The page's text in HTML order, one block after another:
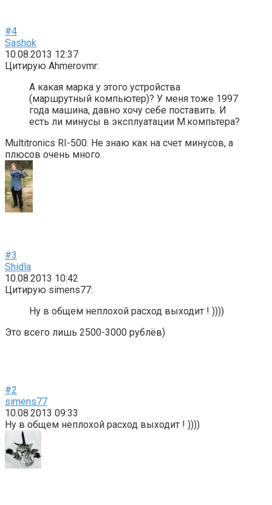
#4
Sashok
10.08.2013 12:37
Цитирую Ahmerovmr:
А какая марка у этого устройства
(маршрутный компьютер)? У меня тоже 1997
года машина, давно хочу себе поставить. И
есть ли минусы в эксплуатации М.компьтера?
Multitronics RI-500. Не знаю как на счет минусов, а
плюсов очень много.
#3
Shidla
10.08.2013 10:42
Цитирую simens77:
Ну в общем неплохой расход выходит ! ))))
Это всего лишь 2500-3000 рублёв)
#2
simens77
10.08.2013 09:33
Ну в общем неплохой расход выходит ! ))))